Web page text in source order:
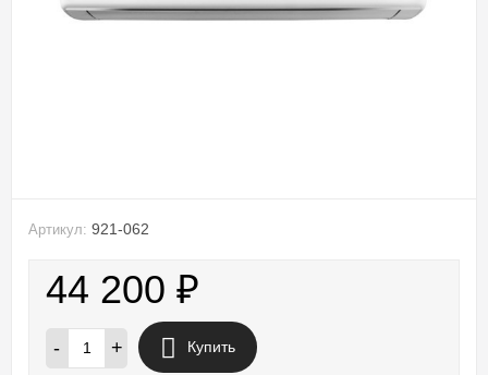
Артикул: 921-062
44 200 ₽
- + Купить